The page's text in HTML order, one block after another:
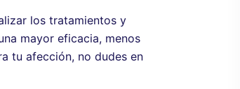
los tratamientos y
mayor eficacia, menos
tu afección, no dudes en